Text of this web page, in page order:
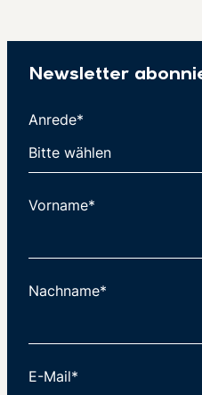
Newsletter
Anrede*
Vorname*
Nachname*
E-Mail*